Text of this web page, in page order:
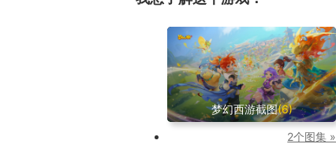
梦幻西游截图(6)
2个图集 »